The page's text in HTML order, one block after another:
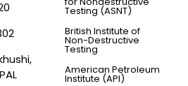
Testing (ASNT)
British Institute of
Non-Destructive
Testing
American Petroleum
Institute (API)